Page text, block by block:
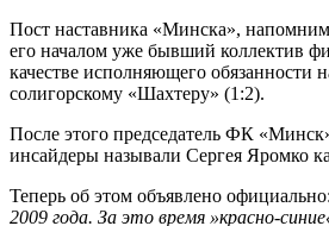
Пост наставника «Минска»,
его началом уже бывший коллектив
качестве исполняющего
солигорскому «Шахтеру» (1:2).
После этого председатель ФК
инсайдеры называли Сергея Яромко
Теперь об этом объявлено
2009 года. За это время »красно-